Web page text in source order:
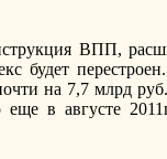
ВПП,
будет
на 7,7 млрд
в августе